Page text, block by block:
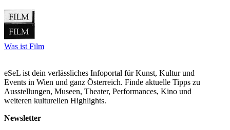
Was ist Film
eSeL ist dein verlässliches Infoportal für Kunst, Kultur und
Events in Wien und ganz Österreich. Finde aktuelle Tipps zu
Ausstellungen, Museen, Theater, Performances, Kino und
weiteren kulturellen Highlights.
Newsletter